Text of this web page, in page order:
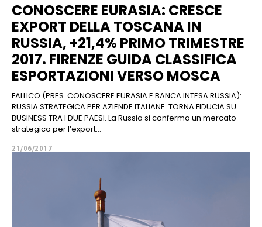
CONOSCERE EURASIA: CRESCE
EXPORT DELLA TOSCANA IN
RUSSIA, +21,4% PRIMO TRIMESTRE
2017. FIRENZE GUIDA CLASSIFICA
ESPORTAZIONI VERSO MOSCA
FALLICO (PRES. CONOSCERE EURASIA E BANCA INTESA RUSSIA):
RUSSIA STRATEGICA PER AZIENDE ITALIANE. TORNA FIDUCIA SU
BUSINESS TRA I DUE PAESI. La Russia si conferma un mercato
strategico per l’export...
21/06/2017